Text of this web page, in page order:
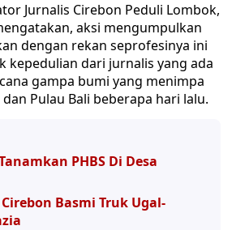
Jurnalis Cirebon Peduli Lombok,
aksi mengumpulkan
dengan rekan seprofesinya ini
kepedulian dari jurnalis yang ada
gampa bumi yang menimpa
Pulau Bali beberapa hari lalu.
PHBS Di Desa
Basmi Truk Ugal-